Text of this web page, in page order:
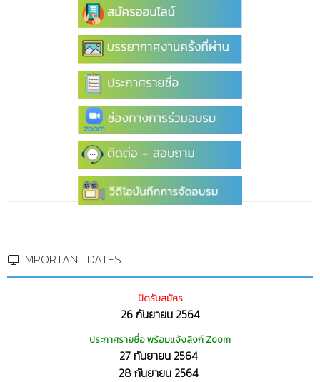
IMPORTANT DATES
ปิดรับสมัคร
26 กันยายน 2564
ประกาศรายชื่อ พร้อมแจ้งลิงก์ Zoom
27 กันยายน 2564
28 กันยายน 2564